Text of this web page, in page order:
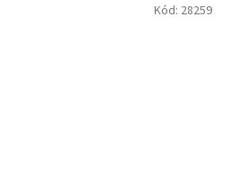
Kód: 28259